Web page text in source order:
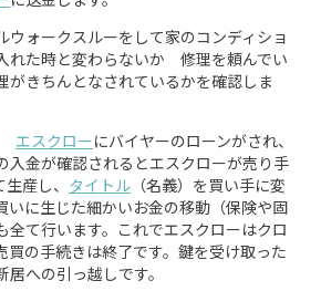
ウォークスルーをして家のコンディショ
れた時と変わらないか 修理を頼んでい
がきちんとなされているかを確認しま
エスクロー にバイヤーのローンがされ、
入金が確認されるとエスクローが売り手
産し、 タイトル （名義）を買い手に変
いに生じた細かいお金の移動（保険や固
全て行います。これでエスクローはクロ
買の手続きは終了です。鍵を受け取った
居への引っ越しです。